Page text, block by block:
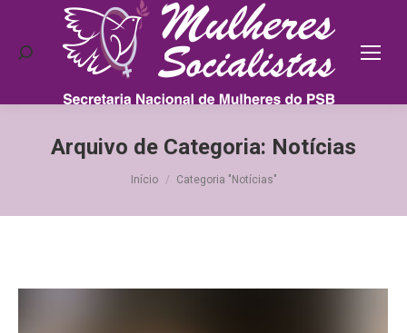
Search:
Arquivo de Categoria: Notícias
Você está aqui:
Início Categoria "Notícias"